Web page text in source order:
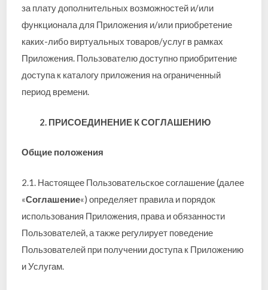
за плату дополнительных возможностей и/или
функционала для Приложения и/или приобретение
каких-либо виртуальных товаров/услуг в рамках
Приложения. Пользователю доступно приобритение
доступа к каталогу приложения на ограниченный
период времени.
2. ПРИСОЕДИНЕНИЕ К СОГЛАШЕНИЮ
Общие положения
2.1. Настоящее Пользовательское соглашение (далее
«Соглашение«) определяет правила и порядок
использования Приложения, права и обязанности
Пользователей, а также регулирует поведение
Пользователей при получении доступа к Приложению
и Услугам.